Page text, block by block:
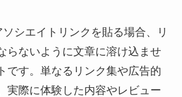
シエイトリンクを貼る場合、リ
らないように文章に溶け込ませ
です。単なるリンク集や広告的
実際に体験した内容やレビュー